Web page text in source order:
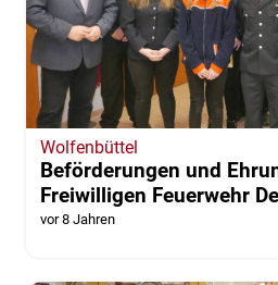
Wolfenbüttel
Beförderungen und
Freiwilligen Feuerwehr
vor 8 Jahren